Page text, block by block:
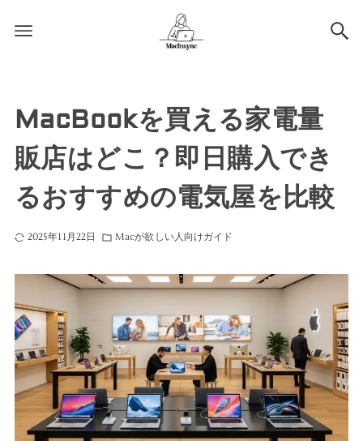
MacBookを買える家電量
販店はどこ？即日購入でき
るおすすめの電気屋を比較
2025年11月22日 Macが欲しい人向けガイド